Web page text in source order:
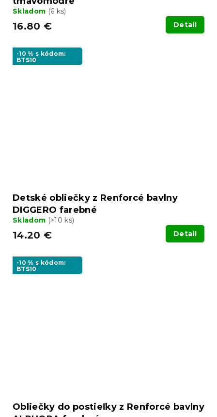
Skladom (6 ks)
16.80 € Detail
-10 % s kódom:
BTS10
Detské obliečky z Renforcé bavlny
DIGGERO farebné
Skladom (>10 ks)
14.20 € Detail
-10 % s kódom:
BTS10
Obliečky do postieľky z Renforcé bavlny